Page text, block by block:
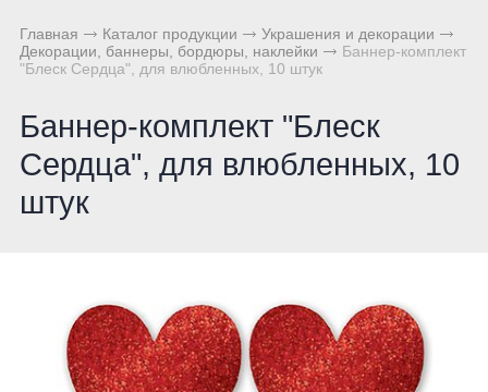
Главная Каталог продукции
Украшения и декорации
Декорации, баннеры, бордюры, наклейки
Баннер-комплект
"Блеск Сердца", для влюбленных, 10 штук
Баннер-комплект "Блеск
Сердца", для влюбленных, 10
штук